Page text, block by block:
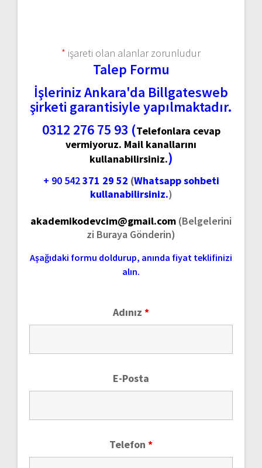
* işareti olan alanlar zorunludur
Talep Formu
İşleriniz Ankara'da Billgatesweb
şirketi garantisiyle yapılmaktadır.
0312 276 75 93 (Telefonlara cevap
vermiyoruz. Mail kanallarını
kullanabilirsiniz.)
+ 90 542371 29 52 (Whatsapp sohbeti
kullanabilirsiniz.)
akademikodevcim@gmail.com (Belgelerini
zi Buraya Gönderin)
Aşağıdaki formu doldurup, anında fiyat teklifinizi
alın.
Adınız *
E-Posta
Telefon *